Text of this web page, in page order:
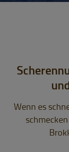
Wenn es